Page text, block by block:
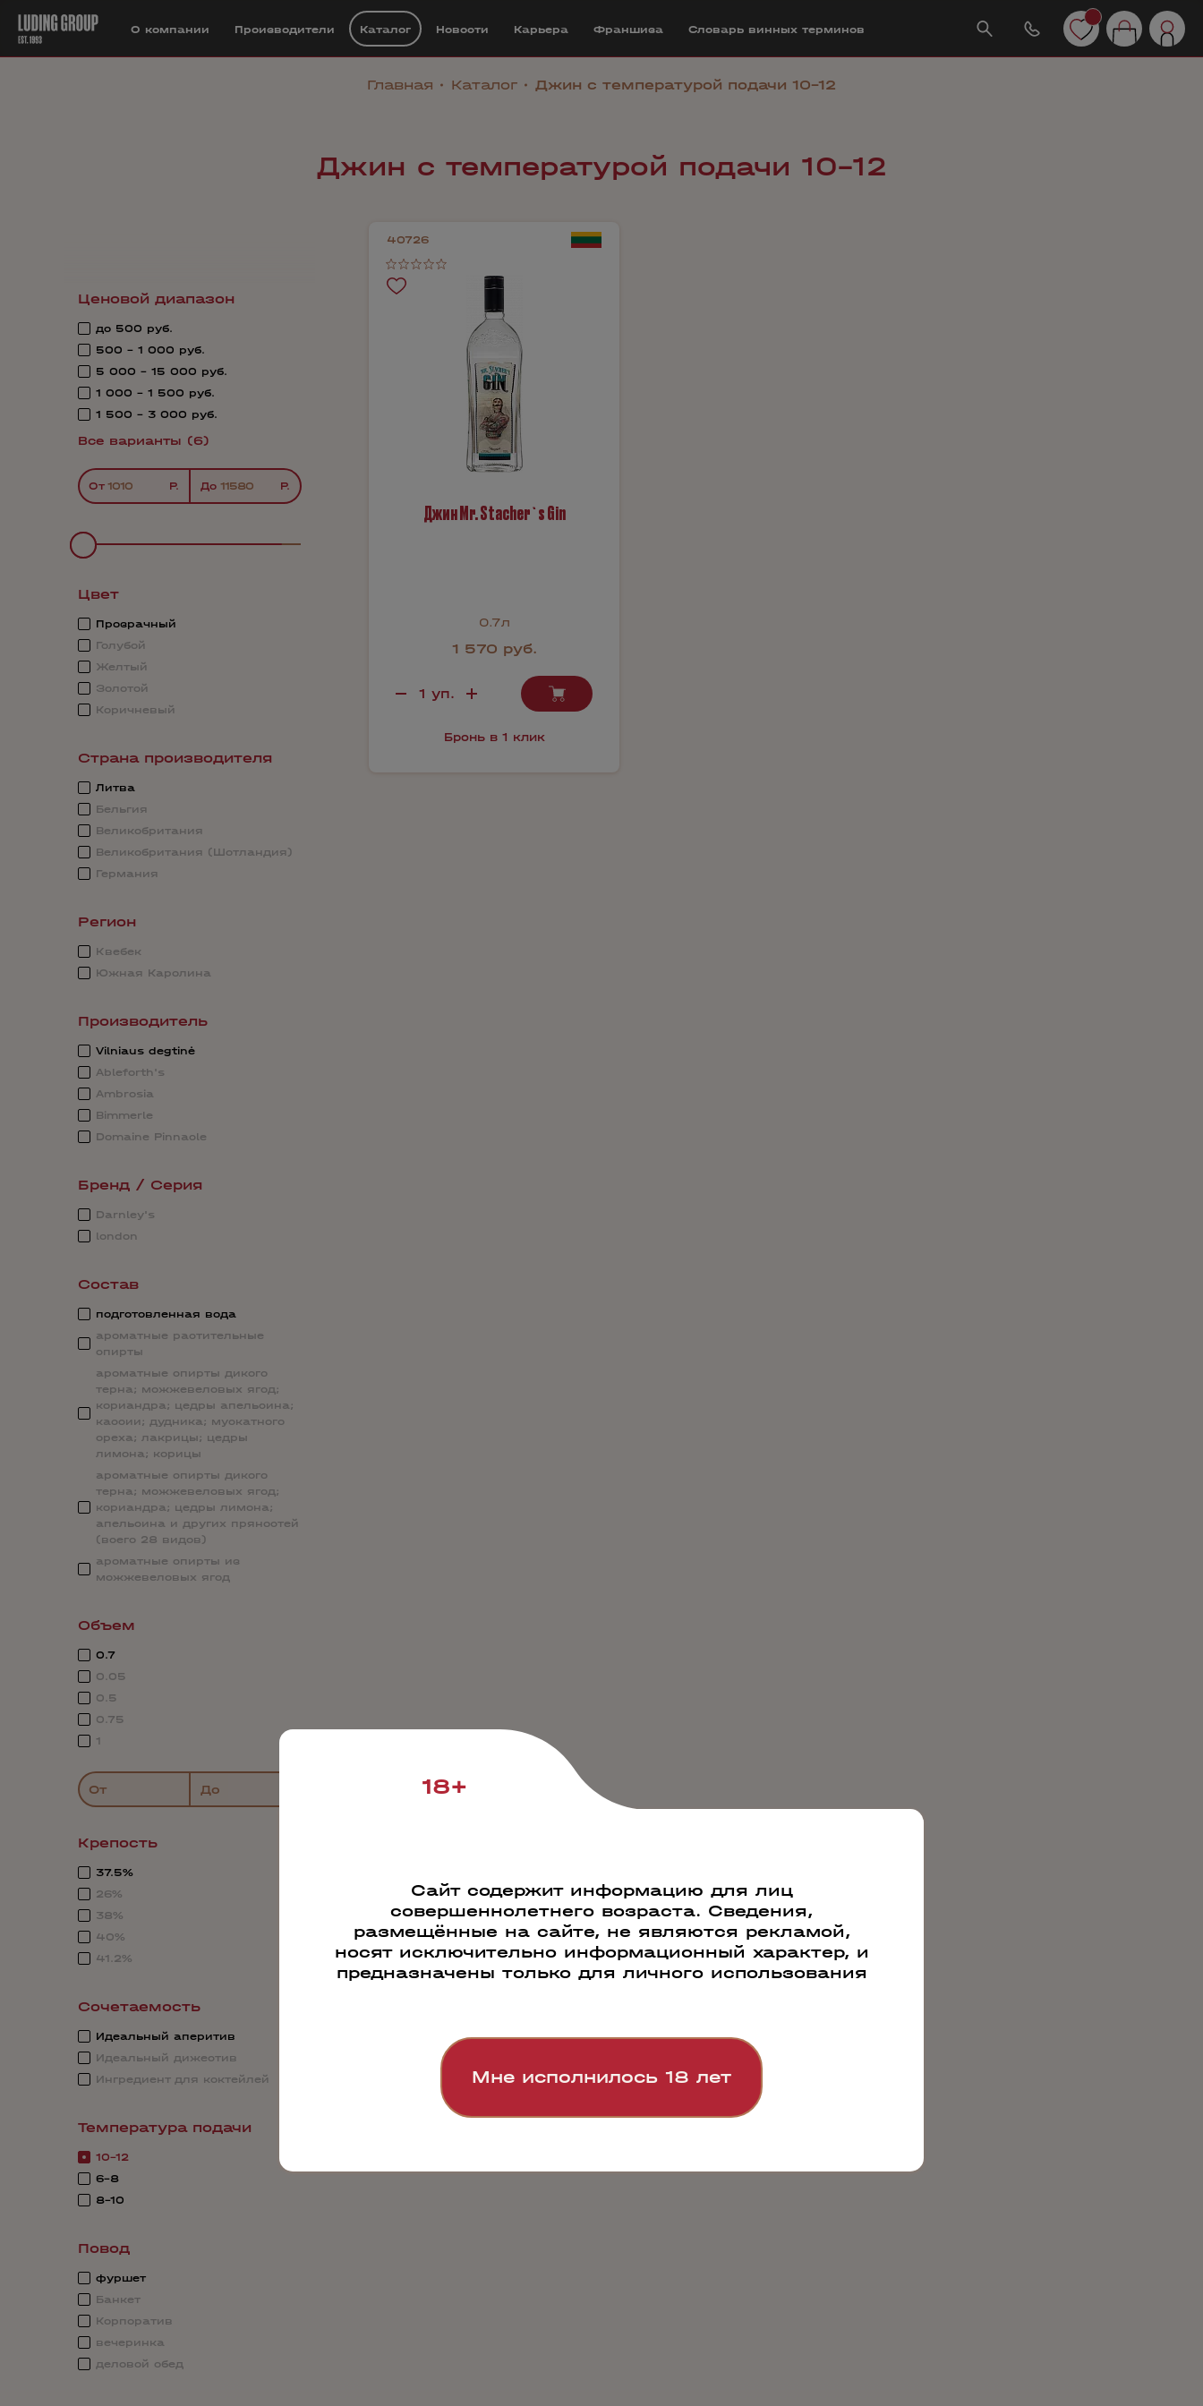
О компании Производители Каталог Новости Карьера Франшиза Cловарь винных терминов
Главная Каталог Джин с температурой подачи 10-12
Джин с температурой подачи 10-12
Ценовой диапазон
до 500 руб.
500 - 1 000 руб.
5 000 - 15 000 руб.
1 000 - 1 500 руб.
1 500 - 3 000 руб.
Все варианты (6)
От До
Цвет
Прозрачный
Голубой
Желтый
Золотой
Коричневый
Страна производителя
Литва
Бельгия
Великобритания
Великобритания (Шотландия)
Германия
Регион
Квебек
Южная Каролина
Производитель
Vilniaus degtinė
Ableforth's
Ambrosia
Bimmerle
Domaine Pinnacle
Бренд / Серия
Darnley's
london
Состав
подготовленная вода
ароматные растительные
спирты
ароматные спирты дикого
терна; можжевеловых ягод;
кориандра; цедры апельсина;
кассии; дудника; мускатного
ореха; лакрицы; цедры
лимона; корицы
ароматные спирты дикого
терна; можжевеловых ягод;
кориандра; цедры лимона;
апельсина и других пряностей
(всего 28 видов)
ароматные спирты из
можжевеловых ягод
Объем
0.7
0.05
0.5
0.75
1
От До
Крепость
37.5%
26%
38%
40%
41.2%
Сочетаемость
Идеальный аперитив
Идеальный дижестив
Ингредиент для коктейлей
Температура подачи
10-12
6-8
8-10
Повод
фуршет
Банкет
Корпоратив
вечеринка
деловой обед
40726
Джин Mr. Stacher`s Gin
0.7л
1 570 руб.
Бронь в 1 клик
18+
Сайт содержит информацию для лиц
совершеннолетнего возраста. Сведения,
размещённые на сайте, не являются рекламой,
носят исключительно информационный характер, и
предназначены только для личного использования
Мне исполнилось 18 лет